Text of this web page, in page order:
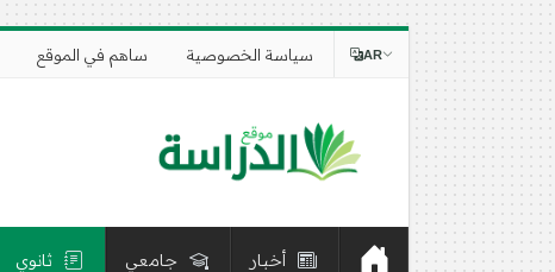
سياسة الخصوصية ساهم في الموقع AR
أخبار جامعي ثانوي